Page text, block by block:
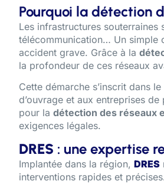
Pourquoi la détection
Les infrastructures souterraines
télécommunication… Un simple
accident grave. Grâce à la
la profondeur de ces réseaux
Cette démarche s’inscrit dans
d’ouvrage et aux entreprises
pour la détection des réseaux
exigences légales.
DRES : une expertise
Implantée dans la région, DRES
interventions rapides et